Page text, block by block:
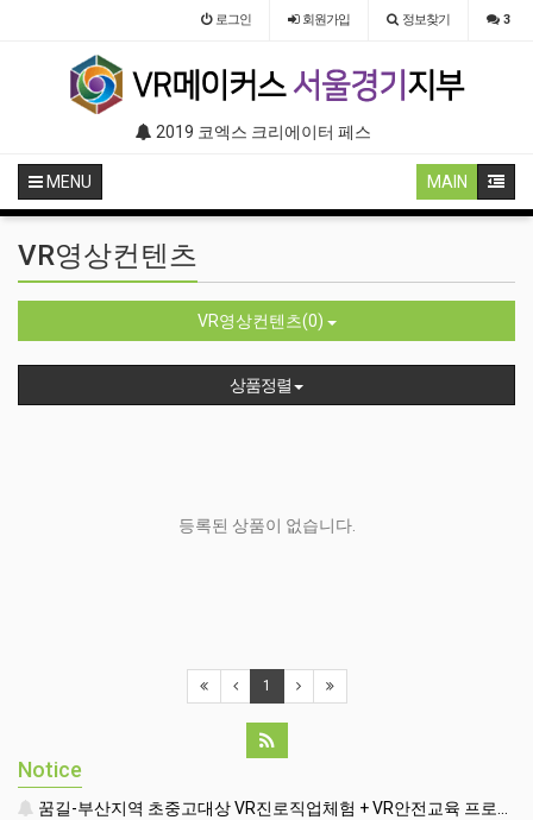
로그인 회원가입 정보찾기 3
2019 코엑스 크리에이터 페스티벌 VR체험 부스 (인기 VR 체험) - VR렌탈대여 행사
MENU MAIN
VR영상컨텐츠
VR영상컨텐츠(0)
상품정렬
등록된 상품이 없습니다.
1
Notice
꿈길-부산지역 초중고대상 VR진로직업체험 + VR안전교육 프로그램 운영공고